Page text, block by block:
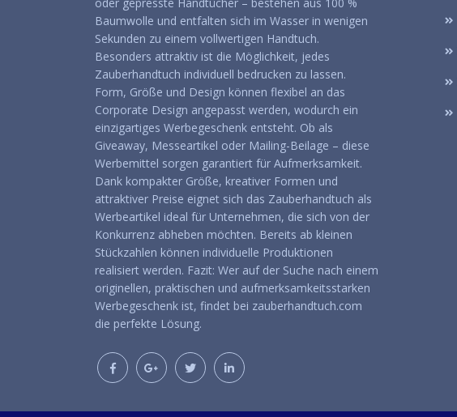
oder gepresste Handtücher – bestehen aus 100 %
Baumwolle und entfalten sich im Wasser in wenigen
Sekunden zu einem vollwertigen Handtuch.
Besonders attraktiv ist die Möglichkeit, jedes
Zauberhandtuch individuell bedrucken zu lassen.
Form, Größe und Design können flexibel an das
Corporate Design angepasst werden, wodurch ein
einzigartiges Werbegeschenk entsteht. Ob als
Giveaway, Messeartikel oder Mailing-Beilage – diese
Werbemittel sorgen garantiert für Aufmerksamkeit.
Dank kompakter Größe, kreativer Formen und
attraktiver Preise eignet sich das Zauberhandtuch als
Werbeartikel ideal für Unternehmen, die sich von der
Konkurrenz abheben möchten. Bereits ab kleinen
Stückzahlen können individuelle Produktionen
realisiert werden. Fazit: Wer auf der Suche nach einem
originellen, praktischen und aufmerksamkeitsstarken
Werbegeschenk ist, findet bei zauberhandtuch.com
die perfekte Lösung.